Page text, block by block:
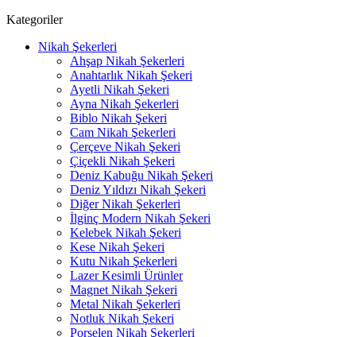
Kategoriler
Nikah Şekerleri
Ahşap Nikah Şekerleri
Anahtarlık Nikah Şekeri
Ayetli Nikah Şekeri
Ayna Nikah Şekerleri
Biblo Nikah Şekeri
Cam Nikah Şekerleri
Çerçeve Nikah Şekeri
Çiçekli Nikah Şekeri
Deniz Kabuğu Nikah Şekeri
Deniz Yıldızı Nikah Şekeri
Diğer Nikah Şekerleri
İlginç Modern Nikah Şekeri
Kelebek Nikah Şekeri
Kese Nikah Şekeri
Kutu Nikah Şekerleri
Lazer Kesimli Ürünler
Magnet Nikah Şekeri
Metal Nikah Şekerleri
Notluk Nikah Şekeri
Porselen Nikah Şekerleri